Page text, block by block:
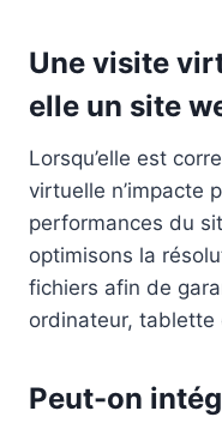
Une visite
elle un site
Lorsqu’elle est
virtuelle n’impacte
performances du
optimisons la
fichiers afin de
ordinateur, tablette
Peut-on